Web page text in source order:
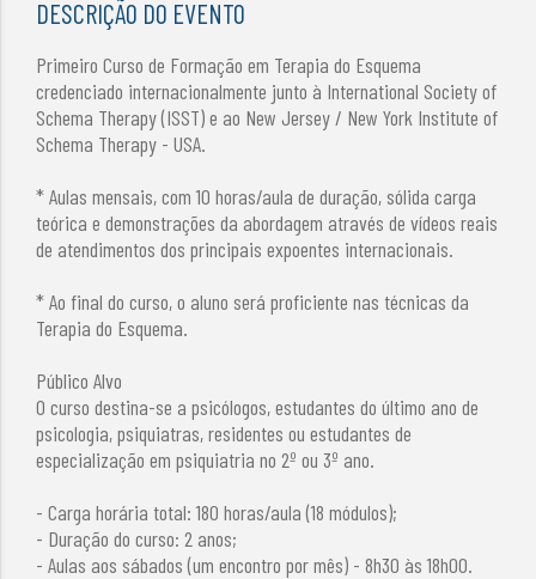
DESCRIÇÃO DO EVENTO
Primeiro Curso de Formação em Terapia do Esquema
credenciado internacionalmente junto à International Society of
Schema Therapy (ISST) e ao New Jersey / New York Institute of
Schema Therapy - USA.
* Aulas mensais, com 10 horas/aula de duração, sólida carga
teórica e demonstrações da abordagem através de vídeos reais
de atendimentos dos principais expoentes internacionais.
* Ao final do curso, o aluno será proficiente nas técnicas da
Terapia do Esquema.
Público Alvo
O curso destina-se a psicólogos, estudantes do último ano de
psicologia, psiquiatras, residentes ou estudantes de
especialização em psiquiatria no 2º ou 3º ano.
- Carga horária total: 180 horas/aula (18 módulos);
- Duração do curso: 2 anos;
- Aulas aos sábados (um encontro por mês) - 8h30 às 18h00.